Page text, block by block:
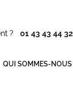
? 01 43 43 44 32
QUI SOMMES-NOUS